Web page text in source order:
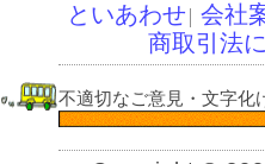
といあわせ 会社
商取引法
不適切なご意見・文字化